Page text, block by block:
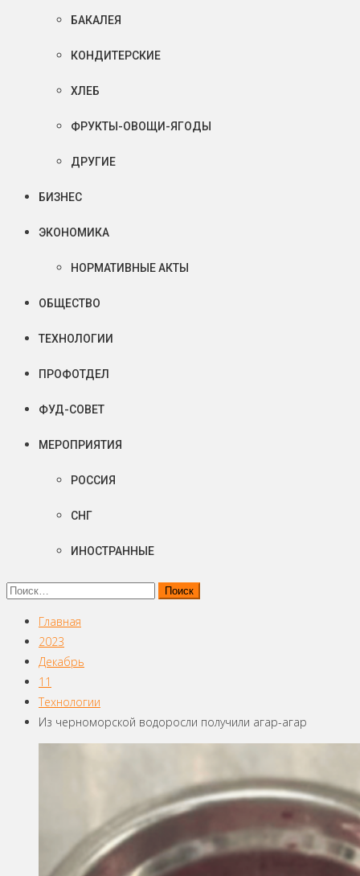
БАКАЛЕЯ
КОНДИТЕРСКИЕ
ХЛЕБ
ФРУКТЫ-ОВОЩИ-ЯГОДЫ
ДРУГИЕ
БИЗНЕС
ЭКОНОМИКА
НОРМАТИВНЫЕ АКТЫ
ОБЩЕСТВО
ТЕХНОЛОГИИ
ПРОФОТДЕЛ
ФУД-СОВЕТ
МЕРОПРИЯТИЯ
РОССИЯ
СНГ
ИНОСТРАННЫЕ
Найти:
Главная
2023
Декабрь
11
Технологии
Из черноморской водоросли получили агар-агар